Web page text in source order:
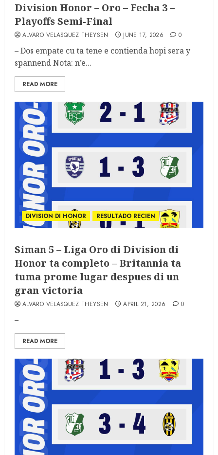
Division Honor – Oro – Fecha 3 –
Playoffs Semi-Final
ALVARO VELASQUEZ THEYSEN JUNE 17, 2026 0
– Dos empate cu ta tene e contienda hopi sera y
spannend Nota: n’e...
READ MORE
DIVISION DI HONOR RESULTADO RECIEN
Siman 5 – Liga Oro di Division di
Honor ta completo – Britannia ta
tuma prome lugar despues di un
gran victoria
ALVARO VELASQUEZ THEYSEN APRIL 21, 2026 0
–
READ MORE